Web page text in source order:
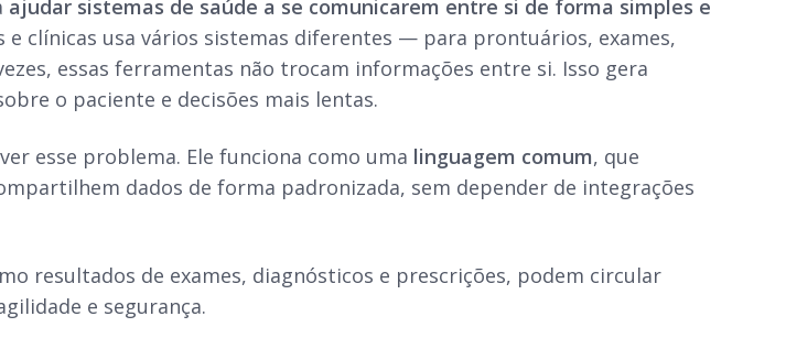
ajudar sistemas de saúde a se comunicarem entre si de forma simples e
e clínicas usa vários sistemas diferentes — para prontuários, exames,
essas ferramentas não trocam informações entre si. Isso gera
o paciente e decisões mais lentas.
esse problema. Ele funciona como uma linguagem comum, que
dados de forma padronizada, sem depender de integrações
resultados de exames, diagnósticos e prescrições, podem circular
e segurança.